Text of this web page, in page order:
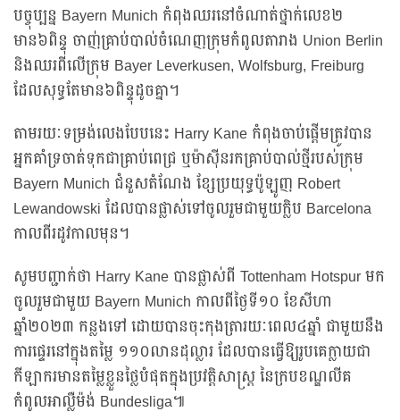
បច្ចុប្បន្ន Bayern Munich កំពុងឈរនៅចំណាត់ថ្នាក់លេខ២
មាន៦ពិន្ទុ ចាញ់គ្រាប់បាល់ចំណេញក្រុមកំពូលតារាង Union Berlin
និងឈរពីលើក្រុម Bayer Leverkusen, Wolfsburg, Freiburg
ដែលសុទ្ធតែមាន៦ពិន្ទុដូចគ្នា។
តាមរយៈទម្រង់លេងបែបនេះ Harry Kane កំពុងចាប់ផ្តើមត្រូវបាន
អ្នកគាំទ្រចាត់ទុកជាគ្រាប់ពេជ្រ ឬម៉ាស៊ីនរកគ្រាប់បាល់ថ្មីរបស់ក្រុម
Bayern Munich ជំនួសតំណែង ខ្សែប្រយុទ្ធប៉ូឡូញ Robert
Lewandowski ដែលបានផ្លាស់ទៅចូលរួមជាមួយក្លិប Barcelona
កាលពីរដូវកាលមុន។
សូមបញ្ជាក់ថា Harry Kane បានផ្លាស់ពី Tottenham Hotspur មក
ចូលរួមជាមួយ Bayern Munich កាលពីថ្ងៃទី១០ ខែសីហា
ឆ្នាំ២០២៣ កន្លងទៅ ដោយបានចុះកុងត្រារយៈពេល៤ឆ្នាំ ជាមួយនឹង
ការផ្ទេរនៅក្នុងតម្លៃ ១១០លានដុល្លារ ដែលបានធ្វើឱ្យរូបគេក្លាយជា
កីឡាករមានតម្លៃខ្លួនថ្លៃបំផុតក្នុងប្រវត្តិសាស្ត្រ នៃក្របខណ្ឌលីគ
កំពូលអាល្លឺម៉ង់ Bundesliga៕